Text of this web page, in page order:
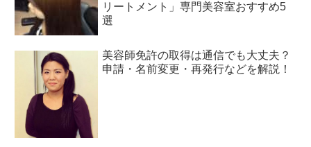
リートメント」専門美容室おすすめ5
選
美容師免許の取得は通信でも大丈夫？
申請・名前変更・再発行などを解説！